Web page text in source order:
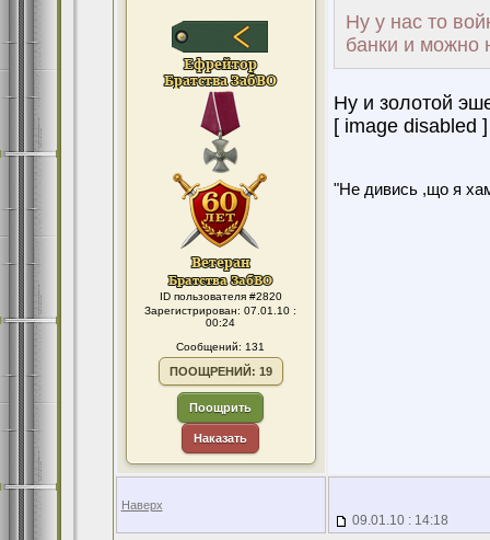
ID пользователя #2820
Зарегистрирован: 07.01.10 :
00:24
Сообщений: 131
ПООЩРЕНИЙ: 19
Поощрить
Наказать
Ну у нас то
банки и можно
Ну и золотой
[ image disabled ]
"Не дивись ,що я
Наверх
09.01.10 : 14:18